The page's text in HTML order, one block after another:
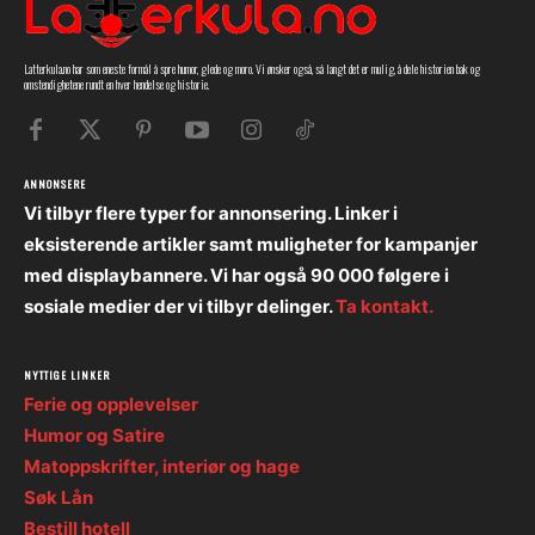
Latterkula.no har som eneste formål å spre humor, glede og moro. Vi ønsker også, så langt det er mulig, å dele historien bak og
omstendighetene rundt en hver hendelse og historie.
ANNONSERE
Vi tilbyr flere typer for annonsering. Linker i
eksisterende artikler samt muligheter for kampanjer
med displaybannere. Vi har også 90 000 følgere i
sosiale medier der vi tilbyr delinger.Ta kontakt.
NYTTIGE LINKER
Ferie og opplevelser
Humor og Satire
Matoppskrifter, interiør og hage
Søk Lån
Bestill hotell